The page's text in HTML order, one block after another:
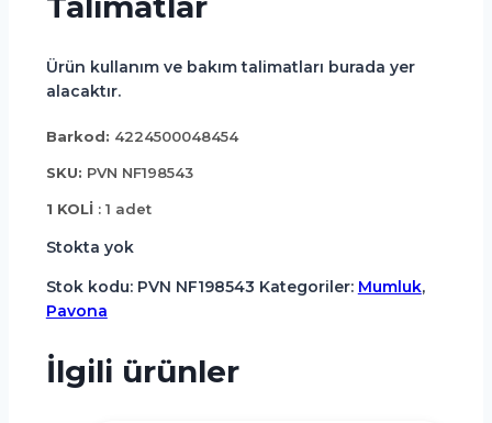
Ürün kullanım ve bakım talimatları burada yer
alacaktır.
Barkod: 4224500048454
SKU: PVN NF198543
1 KOLİ : 1 adet
Stokta yok
Stok kodu: PVN NF198543 Kategoriler: Mumluk,
Pavona
İlgili ürünler